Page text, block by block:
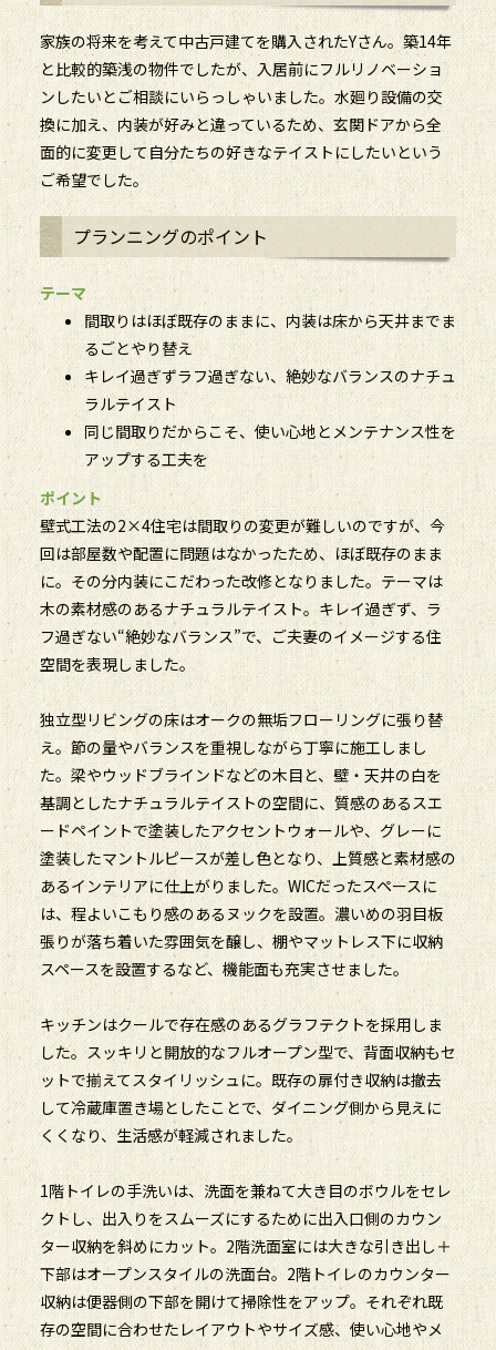
家族の将来を考えて中古戸建てを購入されたYさん。築14年
と比較的築浅の物件でしたが、入居前にフルリノベーショ
ンしたいとご相談にいらっしゃいました。水廻り設備の交
換に加え、内装が好みと違っているため、玄関ドアから全
面的に変更して自分たちの好きなテイストにしたいという
ご希望でした。
プランニングのポイント
テーマ
間取りはほぼ既存のままに、内装は床から天井までま
るごとやり替え
キレイ過ぎずラフ過ぎない、絶妙なバランスのナチュ
ラルテイスト
同じ間取りだからこそ、使い心地とメンテナンス性を
アップする工夫を
ポイント
壁式工法の2×4住宅は間取りの変更が難しいのですが、今
回は部屋数や配置に問題はなかったため、ほぼ既存のまま
に。その分内装にこだわった改修となりました。テーマは
木の素材感のあるナチュラルテイスト。キレイ過ぎず、ラ
フ過ぎない“絶妙なバランス”で、ご夫妻のイメージする住
空間を表現しました。
独立型リビングの床はオークの無垢フローリングに張り替
え。節の量やバランスを重視しながら丁寧に施工しまし
た。梁やウッドブラインドなどの木目と、壁・天井の白を
基調としたナチュラルテイストの空間に、質感のあるスエ
ードペイントで塗装したアクセントウォールや、グレーに
塗装したマントルピースが差し色となり、上質感と素材感の
あるインテリアに仕上がりました。WICだったスペースに
は、程よいこもり感のあるヌックを設置。濃いめの羽目板
張りが落ち着いた雰囲気を醸し、棚やマットレス下に収納
スペースを設置するなど、機能面も充実させました。
キッチンはクールで存在感のあるグラフテクトを採用しま
した。スッキリと開放的なフルオープン型で、背面収納もセ
ットで揃えてスタイリッシュに。既存の扉付き収納は撤去
して冷蔵庫置き場としたことで、ダイニング側から見えに
くくなり、生活感が軽減されました。
1階トイレの手洗いは、洗面を兼ねて大き目のボウルをセレ
クトし、出入りをスムーズにするために出入口側のカウン
ター収納を斜めにカット。2階洗面室には大きな引き出し＋
下部はオープンスタイルの洗面台。2階トイレのカウンター
収納は便器側の下部を開けて掃除性をアップ。それぞれ既
存の空間に合わせたレイアウトやサイズ感、使い心地やメ